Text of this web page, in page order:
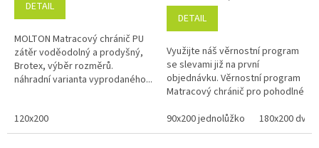
5,0
5
hvězdiček.
DETAIL
MOLTON Matracový chránič PU
zátěr voděodolný a prodyšný,
Brotex, výběr rozměrů.
náhradní varianta vyprodaného...
120x200
DETAIL
Využijte náš věrnostní program
se slevami již na první
objednávku. Věrnostní program
Matracový chránič pro pohodlné
mechanickému poškození....
90x200 jednolůžko 180x200